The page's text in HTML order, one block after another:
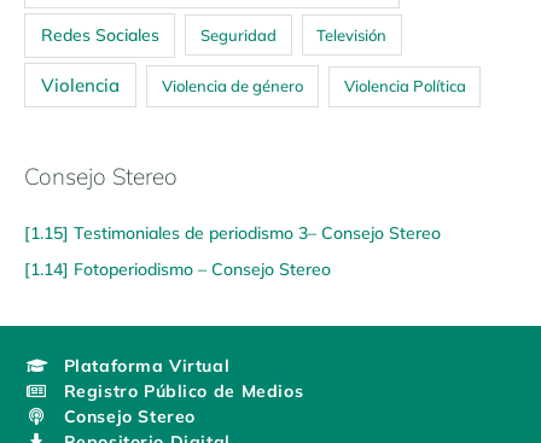
Redes Sociales Seguridad Televisión
Violencia Violencia de género Violencia Política
Consejo Stereo
[1.15] Testimoniales de periodismo 3– Consejo Stereo
[1.14] Fotoperiodismo – Consejo Stereo
Plataforma Virtual
Registro Público de Medios
Consejo Stereo